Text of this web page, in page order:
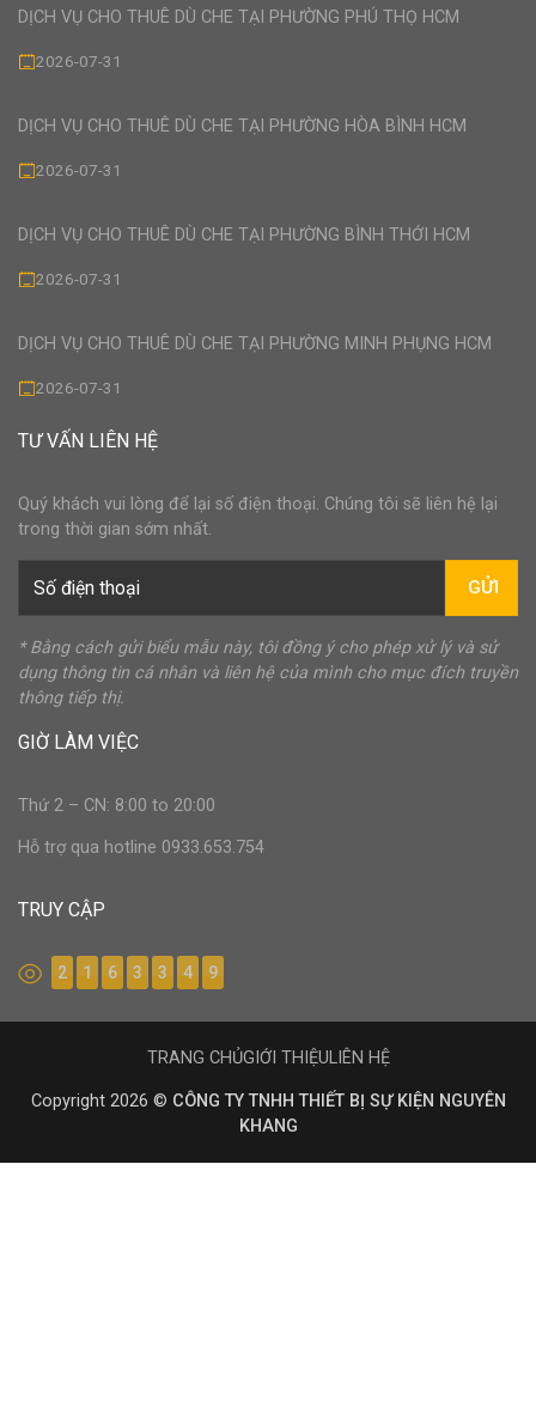
DỊCH VỤ CHO THUÊ DÙ CHE TẠI PHƯỜNG PHÚ THỌ HCM
2026-07-31
DỊCH VỤ CHO THUÊ DÙ CHE TẠI PHƯỜNG HÒA BÌNH HCM
2026-07-31
DỊCH VỤ CHO THUÊ DÙ CHE TẠI PHƯỜNG BÌNH THỚI HCM
2026-07-31
DỊCH VỤ CHO THUÊ DÙ CHE TẠI PHƯỜNG MINH PHỤNG HCM
2026-07-31
TƯ VẤN LIÊN HỆ
Quý khách vui lòng để lại số điện thoại. Chúng tôi sẽ liên hệ lại
trong thời gian sớm nhất.
GỬI
* Bằng cách gửi biểu mẫu này, tôi đồng ý cho phép xử lý và sử
dụng thông tin cá nhân và liên hệ của mình cho mục đích truyền
thông tiếp thị.
GIỜ LÀM VIỆC
Thứ 2 – CN: 8:00 to 20:00
Hỗ trợ qua hotline 0933.653.754
TRUY CẬP
2 1 6 3 3 4 9
Copyright 2026 © CÔNG TY TNHH THIẾT BỊ SỰ KIỆN NGUYÊN
KHANG
TRANG CHỦGIỚI THIỆULIÊN HỆ